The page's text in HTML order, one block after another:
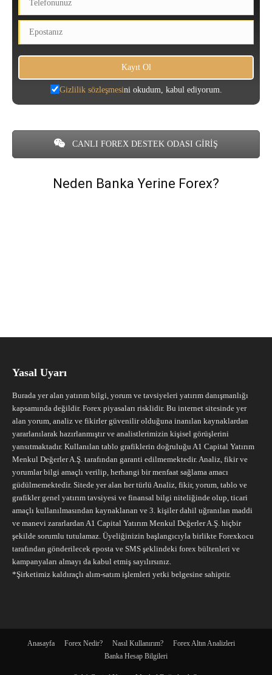
Gizlilik sözleşmesini okudum, kabul ediyorum.
CANLI FOREX DESTEK ODASI GİRİŞ
Neden Banka Yerine Forex?
Yasal Uyarı
Burada yer alan yatırım bilgi, yorum ve tavsiyeleri yatırım danışmanlığı
kapsamında değildir. Forex piyasaları risklidir. Bu internet sitesinde yer
alan yorum, analiz ve fikirler güvenilir olduğuna inanılan kaynaklardan
yararlanılarak hazırlanmıştır ve analistlerimizin kişisel görüşlerini
yansıtmaktadır. Kullanılan tablo grafiklerin doğruluğu A1 Capital Yatırım
Menkul Değerler A.Ş. tarafından garanti edilmemektedir. Analiz, fikir ve
yorumlar bilgi amaçlı verilip, herhangi bir menfaat sağlama amacı
güdülmemektedir. Sitede yer alan her türlü Analiz, fikir, yorum, tablo ve
grafikler genel yatırım tavsiyesi ve finansal bilgi niteliğinde olup, ticari
amaçlı kullanılmasından kaynaklanan ve 3. kişiler dahil uğranılan maddi
ve manevi zararlardan A1 Capital Yatırım Menkul Değerler A.Ş. hiçbir
şekilde sorumlu tutulamaz. Üyeliğinizin başlangıcıyla birlikte Forexkocu
tarafından gönderilecek eposta ve SMS şeklindeki forex bültenleri ve
kampanyaları almayı da kabul etmiş sayılırsınız.
*Şirketimiz kaldıraçlı alım-satım işlemleri yetki belgesine sahiptir.
Anasayfa Forex Nedir? Nasıl Kullanırım?
Forex Altın Analizleri
Banka Hesap Bilgileri